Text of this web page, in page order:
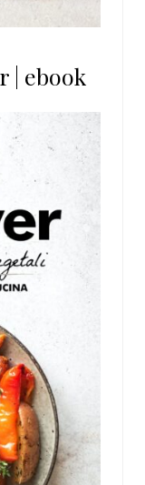
| ebook